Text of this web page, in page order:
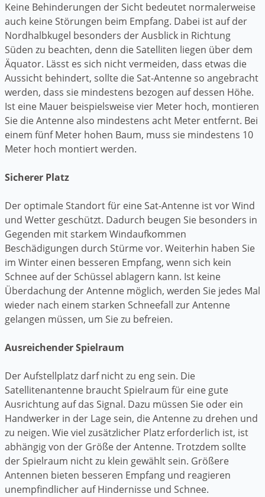
Keine Behinderungen der Sicht bedeutet normalerweise
auch keine Störungen beim Empfang. Dabei ist auf der
Nordhalbkugel besonders der Ausblick in Richtung
Süden zu beachten, denn die Satelliten liegen über dem
Äquator. Lässt es sich nicht vermeiden, dass etwas die
Aussicht behindert, sollte die Sat-Antenne so angebracht
werden, dass sie mindestens bezogen auf dessen Höhe.
Ist eine Mauer beispielsweise vier Meter hoch, montieren
Sie die Antenne also mindestens acht Meter entfernt. Bei
einem fünf Meter hohen Baum, muss sie mindestens 10
Meter hoch montiert werden.
Sicherer Platz
Der optimale Standort für eine Sat-Antenne ist vor Wind
und Wetter geschützt. Dadurch beugen Sie besonders in
Gegenden mit starkem Windaufkommen
Beschädigungen durch Stürme vor. Weiterhin haben Sie
im Winter einen besseren Empfang, wenn sich kein
Schnee auf der Schüssel ablagern kann. Ist keine
Überdachung der Antenne möglich, werden Sie jedes Mal
wieder nach einem starken Schneefall zur Antenne
gelangen müssen, um Sie zu befreien.
Ausreichender Spielraum
Der Aufstellplatz darf nicht zu eng sein. Die
Satellitenantenne braucht Spielraum für eine gute
Ausrichtung auf das Signal. Dazu müssen Sie oder ein
Handwerker in der Lage sein, die Antenne zu drehen und
zu neigen. Wie viel zusätzlicher Platz erforderlich ist, ist
abhängig von der Größe der Antenne. Trotzdem sollte
der Spielraum nicht zu klein gewählt sein. Größere
Antennen bieten besseren Empfang und reagieren
unempfindlicher auf Hindernisse und Schnee.